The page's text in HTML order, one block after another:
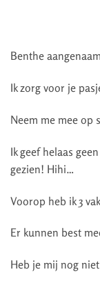
Benthe
Ik zorg voor je
Neem me mee op
Ik geef helaas
gezien! Hihi…
Voorop heb ik 3
Er kunnen best
Heb je mij nog